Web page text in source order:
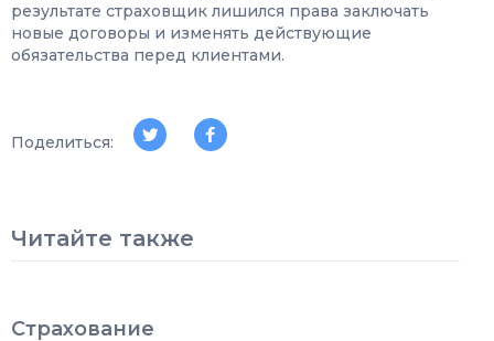
результате страховщик лишился права заключать
новые договоры и изменять действующие
обязательства перед клиентами.
Поделиться:
Читайте также
Страхование